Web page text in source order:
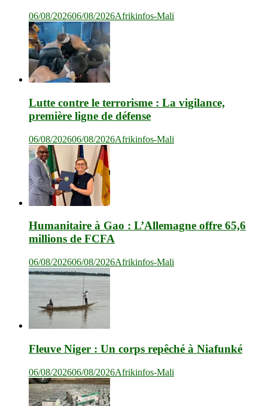
06/08/202606/08/2026Afrikinfos-Mali
Lutte contre le terrorisme : La vigilance,
première ligne de défense
06/08/202606/08/2026Afrikinfos-Mali
Humanitaire à Gao : L’Allemagne offre 65,6
millions de FCFA
06/08/202606/08/2026Afrikinfos-Mali
Fleuve Niger : Un corps repêché à Niafunké
06/08/202606/08/2026Afrikinfos-Mali